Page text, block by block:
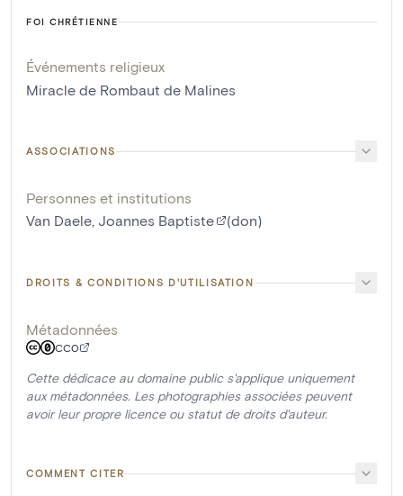
FOI CHRÉTIENNE
Événements religieux
Miracle de Rombaut de Malines
ASSOCIATIONS
Personnes et institutions
Van Daele, Joannes Baptiste
(don)
DROITS & CONDITIONS D'UTILISATION
Métadonnées
CC0
Cette dédicace au domaine public s'applique uniquement
aux métadonnées. Les photographies associées peuvent
avoir leur propre licence ou statut de droits d'auteur.
COMMENT CITER